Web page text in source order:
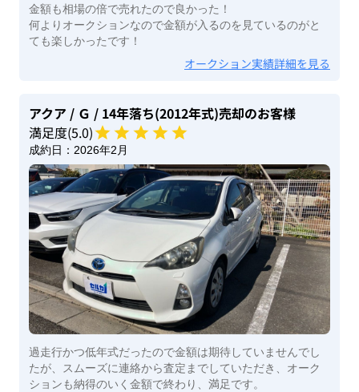
金額も相場の倍で売れたので良かった！
何よりオークションなので金額が入るのを見ているのがと
ても楽しかったです！
オークション実績詳細を見る
アクア / Ｇ / 14年落ち(2012年式)売却のお客様
満足度(5.0)
成約日： 2026年2月
過走行かつ低年式だったので金額は期待していませんでし
たが、スムーズに連絡から査定までしていただき、オーク
ションも納得のいく金額で終わり、満足です。